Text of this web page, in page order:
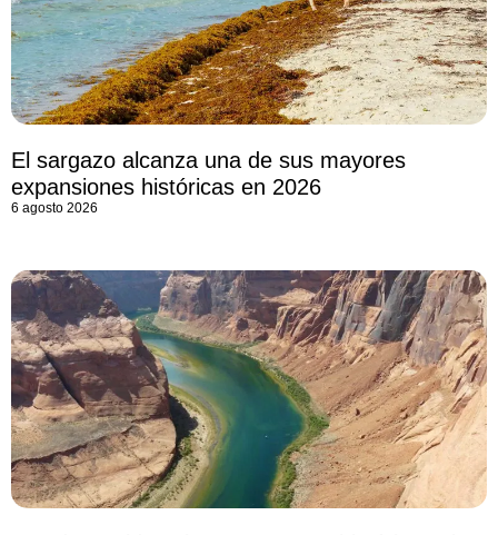
El sargazo alcanza una de sus mayores
expansiones históricas en 2026
6 agosto 2026